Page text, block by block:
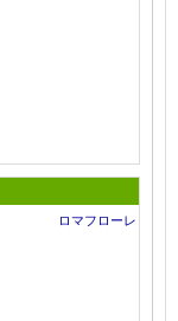
ロマフローレ